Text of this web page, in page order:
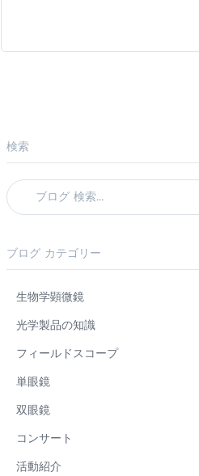
検索
ブログ カテゴリー
生物学顕微鏡
光学製品の知識
フィールドスコープ
単眼鏡
双眼鏡
コンサート
活動紹介